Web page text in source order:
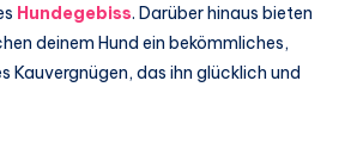
Hundegebiss. Darüber hinaus bieten
deinem Hund ein bekömmliches,
Kauvergnügen, das ihn glücklich und